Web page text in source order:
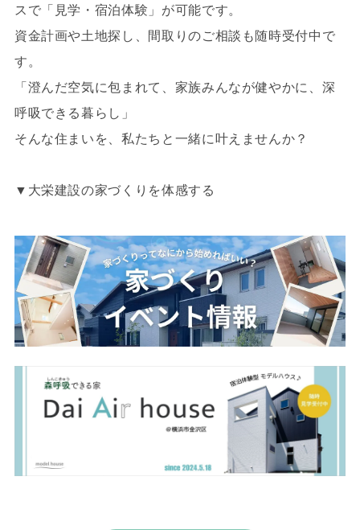
スで「見学・宿泊体験」が可能です。
資金計画や土地探し、間取りのご相談も随時受付中で
す。
「澄んだ空気に包まれて、家族みんなが健やかに、深
呼吸できる暮らし」
そんな住まいを、私たちと一緒に叶えませんか？
▼大栄建設の家づくりを体感する